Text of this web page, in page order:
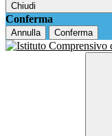
Chiudi
Conferma
Annulla Conferma